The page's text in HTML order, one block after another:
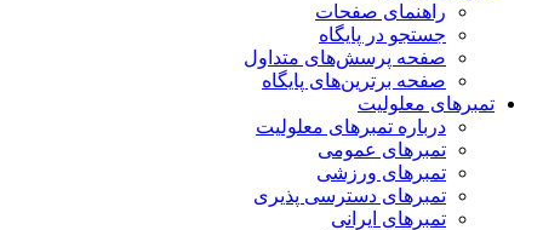
راهنمای صفحات
جستجو در پایگاه
صفحه پرسش‌های متداول
صفحه برترین‌های پایگاه
تمبرهای معلولیت
درباره تمبرهای معلولیت
تمبرهای عمومی
تمبرهای ورزشی
تمبرهای دسترسی پذیری
تمبرهای ایرانی